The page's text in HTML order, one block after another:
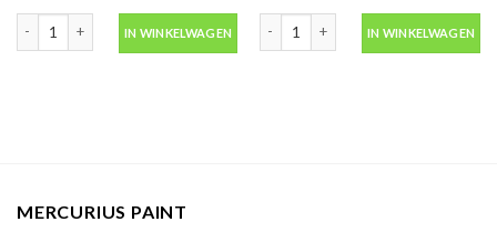
IN WINKELWAGEN IN WINKELWAGEN
MERCURIUS PAINT